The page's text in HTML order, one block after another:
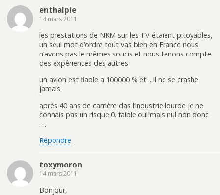
enthalpie
14 mars 2011
les prestations de NKM sur les TV étaient pitoyables,
un seul mot d’ordre tout vas bien en France nous
n’avons pas le mêmes soucis et nous tenons compte
des expériences des autres
un avion est fiable a 100000 % et .. il ne se crashe
jamais
après 40 ans de carrière das l’industrie lourde je ne
connais pas un risque 0. faible oui mais nul non donc
…..
Répondre
toxymoron
14 mars 2011
Bonjour,